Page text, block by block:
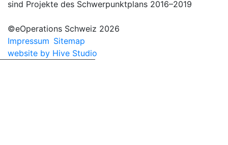
sind Projekte des Schwerpunktplans 2016–2019
©eOperations Schweiz 2026
Impressum Sitemap
website by Hive Studio